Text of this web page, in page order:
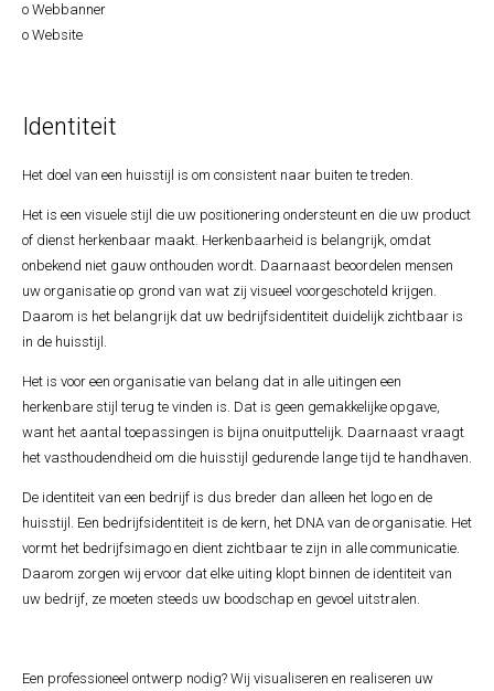
o Webbanner
o Website
Identiteit
Het doel van een huisstijl is om consistent naar buiten te treden.
Het is een visuele stijl die uw positionering ondersteunt en die uw product
of dienst herkenbaar maakt. Herkenbaarheid is belangrijk, omdat
onbekend niet gauw onthouden wordt. Daarnaast beoordelen mensen
uw organisatie op grond van wat zij visueel voorgeschoteld krijgen.
Daarom is het belangrijk dat uw bedrijfsidentiteit duidelijk zichtbaar is
in de huisstijl.
Het is voor een organisatie van belang dat in alle uitingen een
herkenbare stijl terug te vinden is. Dat is geen gemakkelijke opgave,
want het aantal toepassingen is bijna onuitputtelijk. Daarnaast vraagt
het vasthoudendheid om die huisstijl gedurende lange tijd te handhaven.
De identiteit van een bedrijf is dus breder dan alleen het logo en de
huisstijl. Een bedrijfsidentiteit is de kern, het DNA van de organisatie. Het
vormt het bedrijfsimago en dient zichtbaar te zijn in alle communicatie.
Daarom zorgen wij ervoor dat elke uiting klopt binnen de identiteit van
uw bedrijf, ze moeten steeds uw boodschap en gevoel uitstralen.
Een professioneel ontwerp nodig? Wij visualiseren en realiseren uw